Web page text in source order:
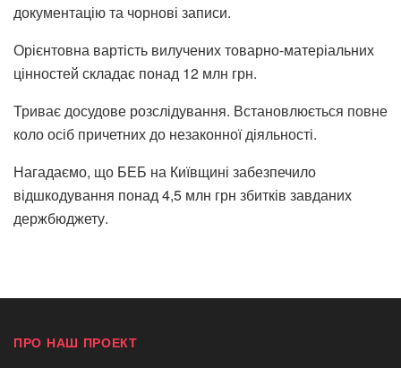
документацію та чорнові записи.
Орієнтовна вартість вилучених товарно-матеріальних
цінностей складає понад 12 млн грн.
Триває досудове розслідування. Встановлюється повне
коло осіб причетних до незаконної діяльності.
Нагадаємо, що БЕБ на Київщині забезпечило
відшкодування понад 4,5 млн грн збитків завданих
держбюджету.
ПРО НАШ ПРОЕКТ